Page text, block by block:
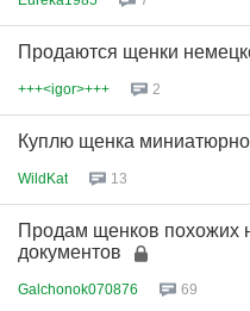
Продаются щенки
+++<igor>+++ 2
Куплю щенка
WildKat 13
Продам щенков похожих
документов
Galchonok070876 69